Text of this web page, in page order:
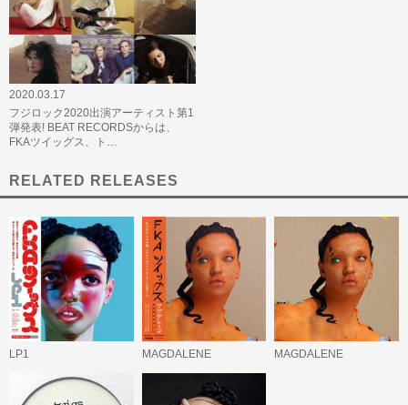
2020.03.17
フジロック2020出演アーティスト第1
弾発表! BEAT RECORDSからは、
FKAツイッグス、ト…
RELATED RELEASES
LP1 MAGDALENE MAGDALENE